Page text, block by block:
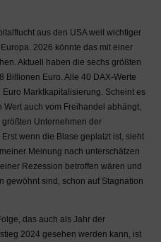
aus den USA weit wichtiger
2026 könnte das mit einer
Aktuell haben die sechs größten
Billionen Euro. Alle 40 DAX-Werte
Marktkapitalisierung. Scheint es
Wert auch vom Freihandel abhängt,
Unternehmen der
wenn die Blase geplatzt ist, sieht
Meinung nach unterschätzen
Rezession betroffen wären und
gewöhnt sind, schon auf Stagnation
das auch als Jahr der
2024 gesehen werden kann, ist